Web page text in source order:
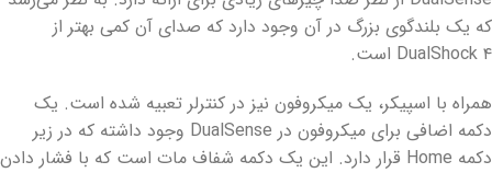
که یک بلندگوی بزرگ در آن وجود دارد که صدای آن کمی بهتر از
DualShock ۴ است.
همراه با اسپیکر، یک میکروفون نیز در کنترلر تعبیه شده است. یک
دکمه اضافی برای میکروفون در DualSense وجود داشته که در زیر
دکمه Home قرار دارد. این یک دکمه شفاف مات است که با فشار دادن